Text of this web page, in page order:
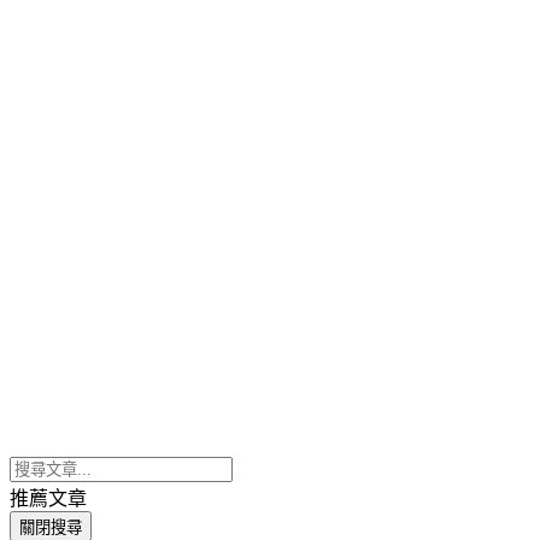
推薦文章
關閉搜尋